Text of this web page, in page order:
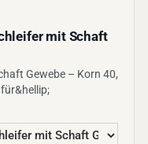
mit Schaft
Gewebe – Korn 40,